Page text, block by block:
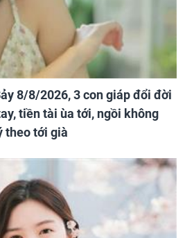
8/8/2026, 3 con giáp đổi đời
tiền tài ùa tới, ngồi không
theo tới già